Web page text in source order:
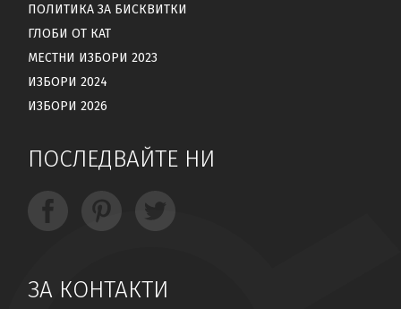
ПОЛИТИКА ЗА БИСКВИТКИ
ГЛОБИ ОТ КАТ
МЕСТНИ ИЗБОРИ 2023
ИЗБОРИ 2024
ИЗБОРИ 2026
ПОСЛЕДВАЙТЕ НИ
ЗА КОНТАКТИ